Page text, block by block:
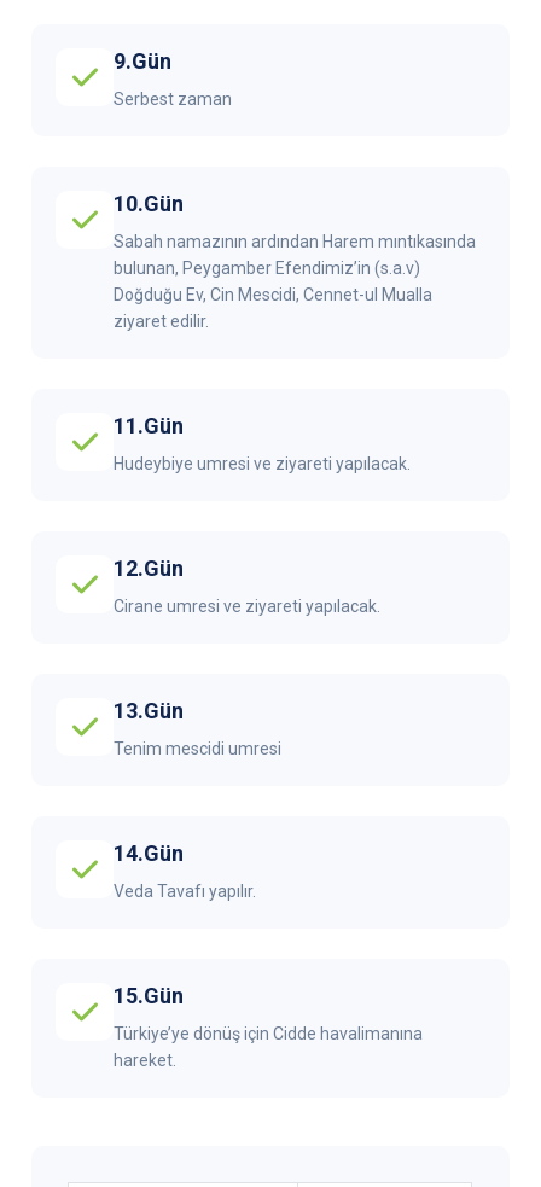
9.Gün
Serbest zaman
10.Gün
Sabah namazının ardından Harem mıntıkasında
bulunan, Peygamber Efendimiz’in (s.a.v)
Doğduğu Ev, Cin Mescidi, Cennet-ul Mualla
ziyaret edilir.
11.Gün
Hudeybiye umresi ve ziyareti yapılacak.
12.Gün
Cirane umresi ve ziyareti yapılacak.
13.Gün
Tenim mescidi umresi
14.Gün
Veda Tavafı yapılır.
15.Gün
Türkiye’ye dönüş için Cidde havalimanına
hareket.